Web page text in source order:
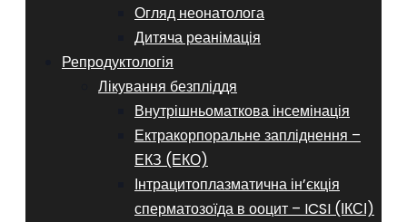
Огляд неонатолога
Дитяча реанімація
Репродуктологія
Лікування безпліддя
Внутрішньоматкова інсемінація
Ектракорпоральне запліднення –
ЕКЗ (ЕКО)
Інтрацитоплазматична ін’єкція
сперматозоїда в ооцит – ICSI (ІКСІ)